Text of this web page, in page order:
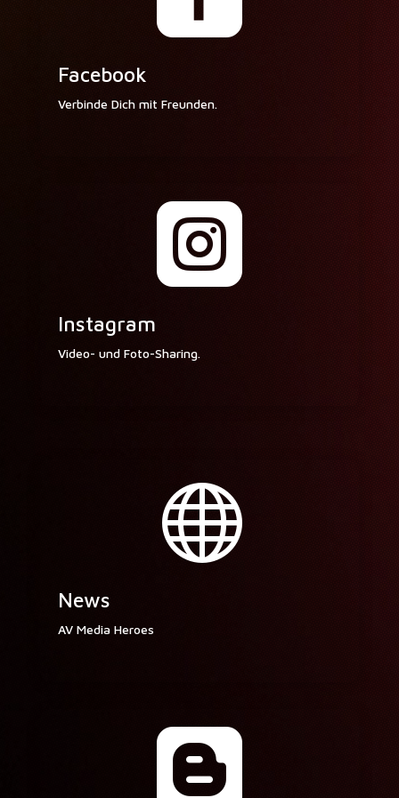
Facebook
Verbinde Dich mit Freunden.

Instagram
Video- und Foto-Sharing.

News
AV Media Heroes
